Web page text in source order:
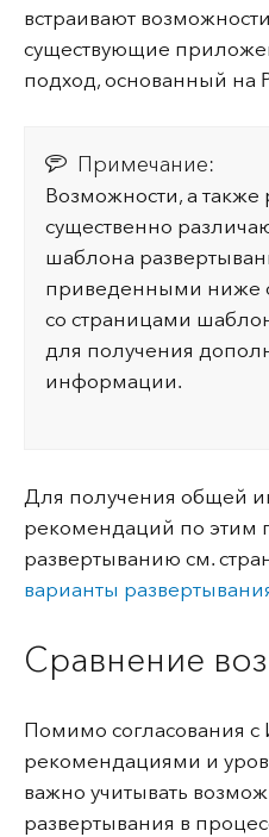
встраивают
существующие
подход, основанный на
Примечание:
Возможности, а
существенно
шаблона
приведенными ниже
со страницами
для получения
информации.
Для получения общей
рекомендаций по этим
развертыванию см.
варианты
Сравнение
Помимо согласования
рекомендациями и
важно учитывать
развертывания в